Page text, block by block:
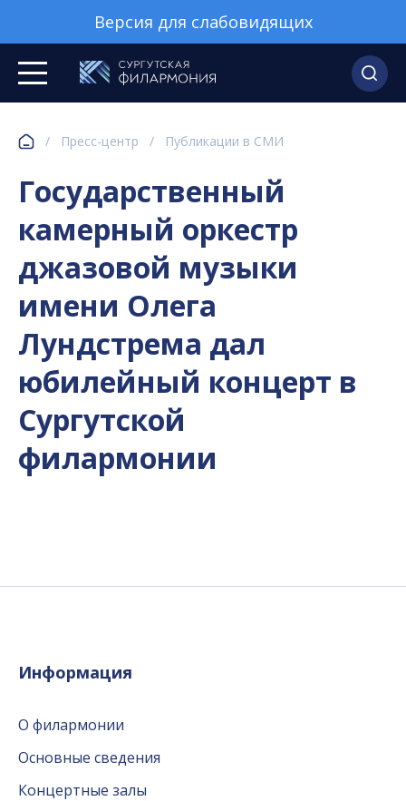
Версия для слабовидящих
/ Пресс-центр / Публикации в СМИ
​Государственный
камерный оркестр
джазовой музыки
имени Олега
Лундстрема дал
юбилейный концерт в
Сургутской
филармонии
Информация
О филармонии
Основные сведения
Концертные залы